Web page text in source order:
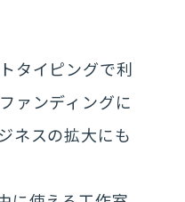
タイピングで利
ァンディングに
ネスの拡大にも